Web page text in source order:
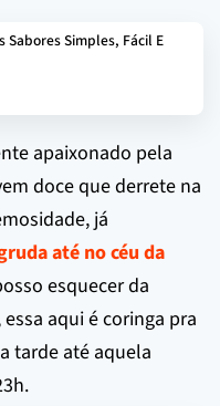
Sabores Simples, Fácil E
apaixonado pela
doce que derrete na
já
até no céu da
esquecer da
essa aqui é coringa pra
tarde até aquela